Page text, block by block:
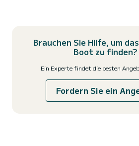
Brauchen Sie Hilfe, um
Boot zu finden?
Ein Experte findet die besten
Fordern Sie ein